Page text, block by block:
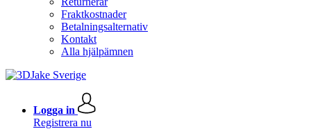
Fraktkostnader
Betalningsalternativ
Kontakt
Alla hjälpämnen
Logga in
Registrera nu